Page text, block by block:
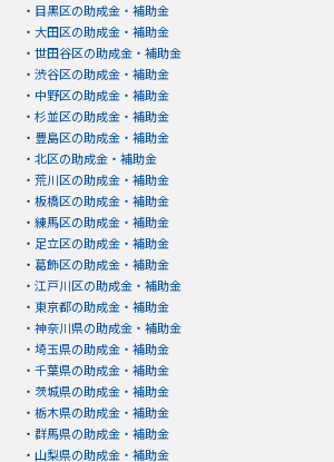
・ 目黒区の助成金・補助金
・ 大田区の助成金・補助金
・ 世田谷区の助成金・補助金
・ 渋谷区の助成金・補助金
・ 中野区の助成金・補助金
・ 杉並区の助成金・補助金
・ 豊島区の助成金・補助金
・ 北区の助成金・補助金
・ 荒川区の助成金・補助金
・ 板橋区の助成金・補助金
・ 練馬区の助成金・補助金
・ 足立区の助成金・補助金
・ 葛飾区の助成金・補助金
・ 江戸川区の助成金・補助金
・ 東京都の助成金・補助金
・ 神奈川県の助成金・補助金
・ 埼玉県の助成金・補助金
・ 千葉県の助成金・補助金
・ 茨城県の助成金・補助金
・ 栃木県の助成金・補助金
・ 群馬県の助成金・補助金
・ 山梨県の助成金・補助金